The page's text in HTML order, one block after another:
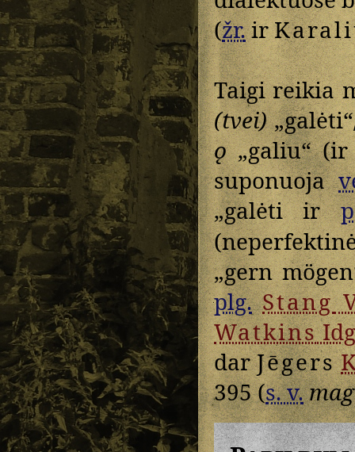
(žr.ir
Taigi reikia
(tvei)
ǫ„galiu“
suponuoja
„galėti ir
„gern
plg. Stang
Watkins
darJēgers
395 (s. v.